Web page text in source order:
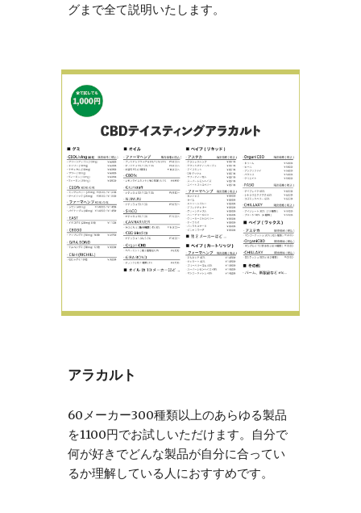
グまで全て説明いたします。
アラカルト
60メーカー300種類以上のあらゆる製品
を1100円でお試しいただけます。自分で
何が好きでどんな製品が自分に合ってい
るか理解している人におすすめです。